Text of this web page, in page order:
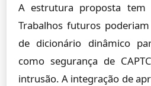
A estrutura proposta tem
Trabalhos futuros
de dicionário dinâmico
como segurança de
intrusão. A integração de